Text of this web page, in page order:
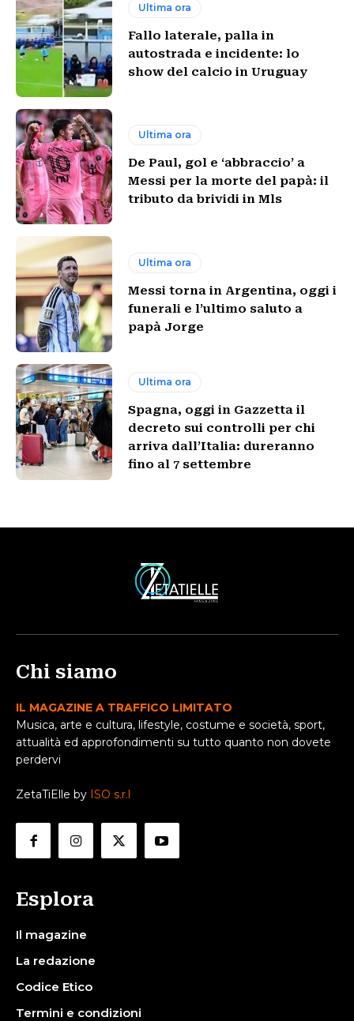
Ultima ora
Fallo laterale, palla in
autostrada e incidente: lo
show del calcio in Uruguay
Ultima ora
De Paul, gol e ‘abbraccio’ a
Messi per la morte del papà: il
tributo da brividi in Mls
Ultima ora
Messi torna in Argentina, oggi i
funerali e l’ultimo saluto a
papà Jorge
Ultima ora
Spagna, oggi in Gazzetta il
decreto sui controlli per chi
arriva dall’Italia: dureranno
fino al 7 settembre
Chi siamo
IL MAGAZINE A TRAFFICO LIMITATO
Musica, arte e cultura, lifestyle, costume e società, sport,
attualità ed approfondimenti su tutto quanto non dovete
perdervi
ZetaTiElle by ISO s.r.l
Esplora
Il magazine
La redazione
Codice Etico
Termini e condizioni